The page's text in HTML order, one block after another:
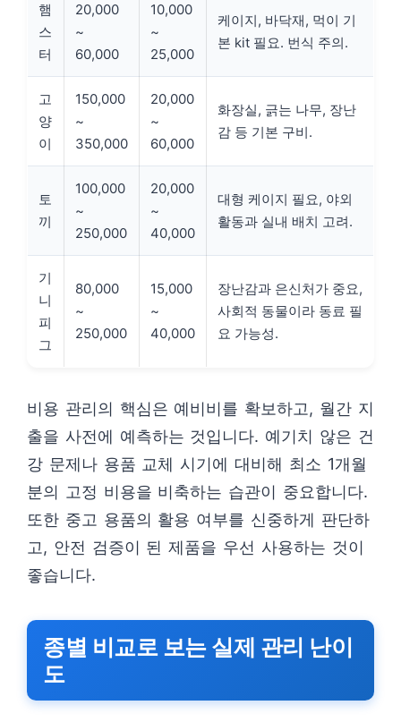
햄
스
터
20,000
~
60,000
10,000
~
25,000
케이지, 바닥재, 먹이 기
본 kit 필요. 번식 주의.
고
양
이
150,000
~
350,000
20,000
~
60,000
화장실, 긁는 나무, 장난
감 등 기본 구비.
토
끼
100,000
~
250,000
20,000
~
40,000
대형 케이지 필요, 야외
활동과 실내 배치 고려.
기
니
피
그
80,000
~
250,000
15,000
~
40,000
장난감과 은신처가 중요,
사회적 동물이라 동료 필
요 가능성.
비용 관리의 핵심은 예비비를 확보하고, 월간 지
출을 사전에 예측하는 것입니다. 예기치 않은 건
강 문제나 용품 교체 시기에 대비해 최소 1개월
분의 고정 비용을 비축하는 습관이 중요합니다.
또한 중고 용품의 활용 여부를 신중하게 판단하
고, 안전 검증이 된 제품을 우선 사용하는 것이
좋습니다.
종별 비교로 보는 실제 관리 난이
도